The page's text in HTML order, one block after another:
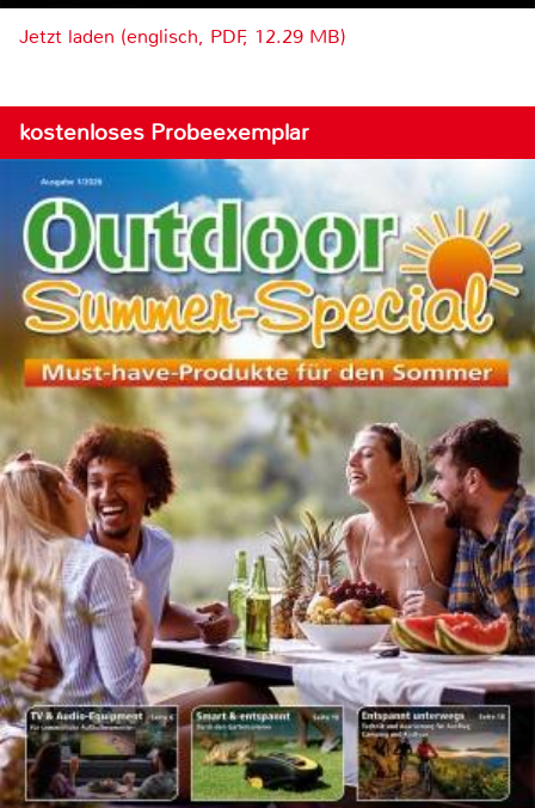
Jetzt laden (englisch, PDF, 12.29 MB)
kostenloses Probeexemplar